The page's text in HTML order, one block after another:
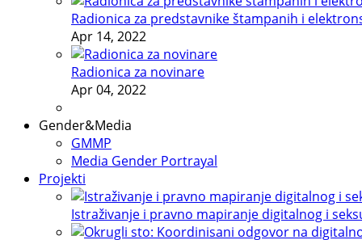
Radionica za predstavnike štampanih i
Apr 14, 2022
Radionica za novinare
Apr 04, 2022
Gender&Media
GMMP
Media Gender Portrayal
Projekti
Istraživanje i pravno mapiranje digitalnog i